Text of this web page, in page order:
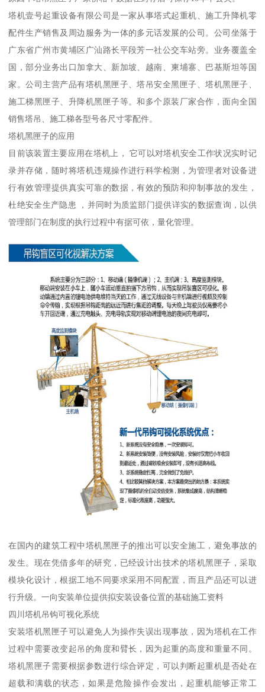
塔机壹号起重设备有限公司是一家从事塔式起重机、施工升降机零
配件生产销售及周边服务为一体的多元话发展的公司。公司坐落于
广东省广州市黄埔区广汕路长平段芳一社公交车站旁。业务覆盖全
国，部分业务出口加拿大、新加坡、越南、柬埔寨、巴基斯坦等国
家。公司主营产品有塔机黑匣子、塔吊安全黑匣子、塔机黑匣子、
施工梯黑匣子、升降机黑匣子等。和多个原装厂家合作，面向全国
销售塔吊、施工梯各型号各尺寸零配件。
塔机黑匣子的应用
目前该装置主要应用在塔机上， 它可以对塔机安全工作状况实时记
录并存储，随时将塔机违规操作进行科学检测，为管理者对设备进
行有效管理提供真实可靠的数据，有效的预防和抑制事故的发生，
杜绝安全生产隐患 ，并同时为质监部门提供详实的数据查询，以供
管理部门在制度的执行过程中有据可依，量化管理。
在国内的建筑工程中塔机黑匣子的推出可以安全施工，避免事故的
发生。现在凭借多年的研究，已经设计出技术的塔机黑匣子，采取
模块化设计，根据工地不同要求采用不同配置，而且产品还可以进
行升级。一向安装单位提供拟安装设备位置的基础施工资料
四川塔机吊钩可视化系统
安装塔机黑匣子可以避免人为操作失误出现事故，因为塔机在工作
过程中需要改变起吊的角度和臂长，因为起重的高度和重量不同。
塔机黑匣子需要根据参数进行综合评定，可以判断起重机是否处在
超载和满载的状态，如果是危险操作会发出，起重机能够正常工